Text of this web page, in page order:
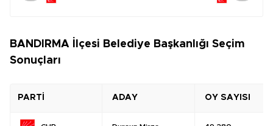
BANDIRMA İlçesi Belediye Başkanlığı Seçim
Sonuçları
PARTİ ADAY OY SAYISI